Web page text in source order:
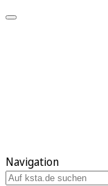
Navigation